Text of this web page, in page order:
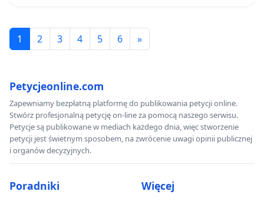
1 2 3 4 5 6 »
Petycjeonline.com
Zapewniamy bezpłatną platformę do publikowania petycji online.
Stwórz profesjonalną petycję on-line za pomocą naszego serwisu.
Petycje są publikowane w mediach każdego dnia, więc stworzenie
petycji jest świetnym sposobem, na zwrócenie uwagi opinii publicznej
i organów decyzyjnych.
Poradniki Więcej